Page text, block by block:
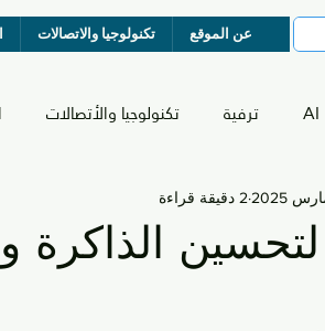
تكنولوجيا والاتصالات عن الموقع
AI ترفية تكنولوجيا والأتصالات
لتحسين الذاكرة
2 دقيقة قراءة